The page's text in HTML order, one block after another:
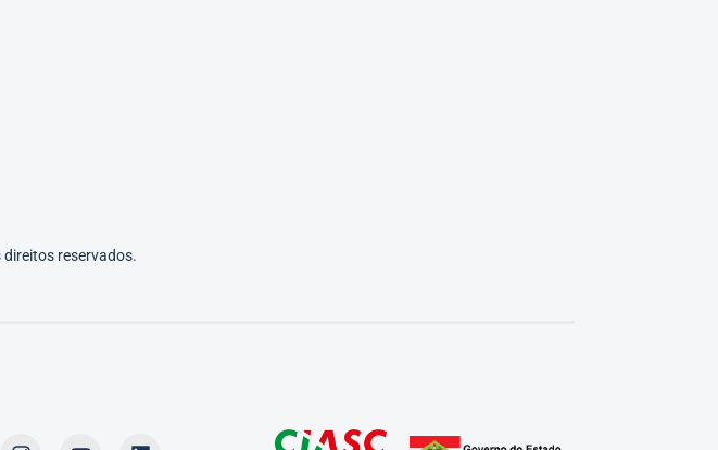
direitos reservados.